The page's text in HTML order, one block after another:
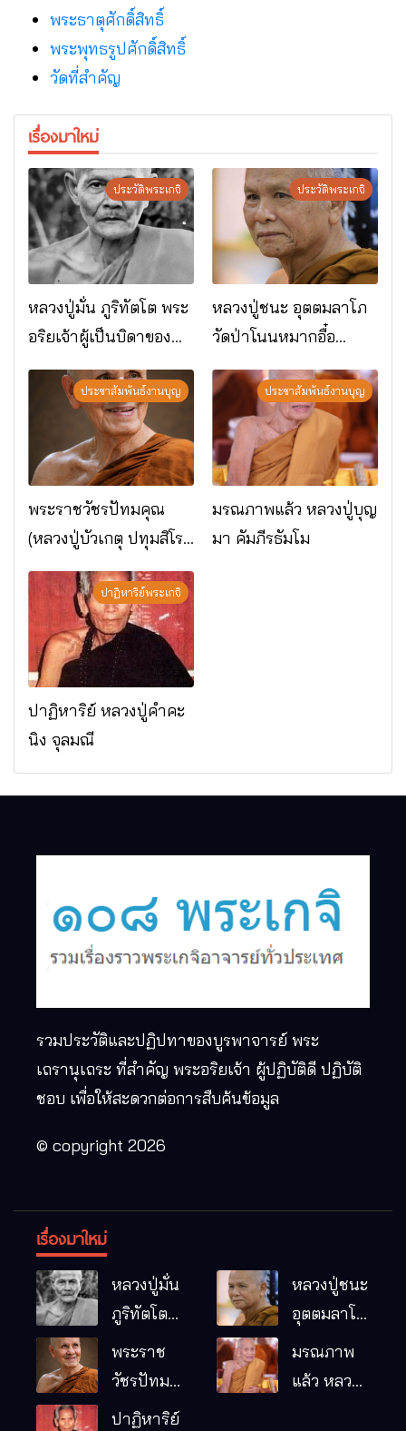
พระธาตุศักดิ์สิทธิ์
พระพุทธรูปศักดิ์สิทธิ์
วัดที่สําคัญ
เรื่องมาใหม่
ประวัติพระเกจิ
หลวงปู่มั่น ภูริทัตโต พระ
อริยเจ้าผู้เป็นบิดาของ
พระกรรมฐาน
ประวัติพระเกจิ
หลวงปู่ชนะ อุตตมลาโภ
วัดป่าโนนหมากอื๋อ
อ.เมือง จ.มหาสารคาม
ประชาสัมพันธ์งานบุญ
พระราชวัชรปัทมคุณ
(หลวงปู่บัวเกตุ ปทุมสิโร)
มรณภาพแล้ว วัดป่า
ดาราภิรมย์ อ.แม่ริม
จ.เชียงใหม่
ประชาสัมพันธ์งานบุญ
มรณภาพแล้ว หลวงปู่บุญ
มา คัมภีรธัมโม
ปาฏิหาริย์พระเกจิ
ปาฏิหาริย์ หลวงปู่คำคะ
นิง จุลมณี
รวมประวัติและปฏิปทาของบูรพาจารย์ พระ
เถรานุเถระ ที่สำคัญ พระอริยเจ้า ผู้ปฏิบัติดี ปฏิบัติ
ชอบ เพื่อให้สะดวกต่อการสืบค้นข้อมูล
© copyright 2026
เรื่องมาใหม่
หลวงปู่มั่น
ภูริทัตโต
ผู้เป็นบิดา
หลวงปู่ชนะ
อุตตมลาโภ
หมากอื๋อ
พระราช
วัชรปัทม
คุณ (หลวง
มรณภาพ
แล้ว หลวง
ปาฏิหาริย์